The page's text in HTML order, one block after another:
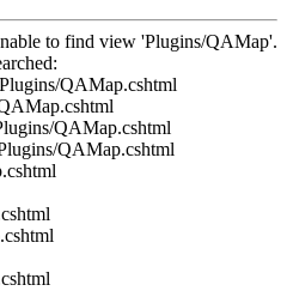
to find view 'Plugins/QAMap'.
QAMap.cshtml
QAMap.cshtml
QAMap.cshtml